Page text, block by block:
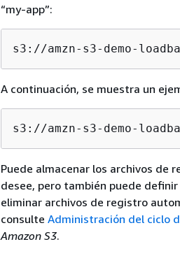
“my-app”:
s3://amzn-s3-demo-
A continuación, se muestra un
s3://amzn-s3-demo-
Puede almacenar los archivos de
desee, pero también puede
eliminar archivos de registro
consulte Administración del ciclo
Amazon S3.